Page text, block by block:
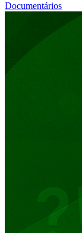
Documentários